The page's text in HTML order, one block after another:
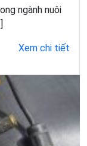
ngành nuôi
Xem chi tiết